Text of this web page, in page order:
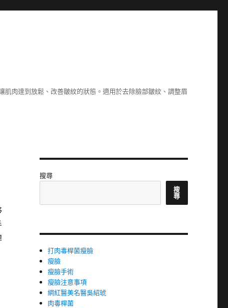
肉達到放鬆、改善皺紋的狀態。適用於去除臉部皺紋、調整眉
搜尋
搜
尋
打肉毒桿菌瘦臉
瘦臉
瘦臉手術
瘦臉注意事項
網紅醫美名醫吳紹琥
肉毒桿菌